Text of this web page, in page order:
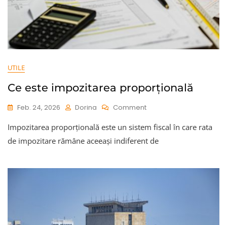
UTILE
Ce este impozitarea proporțională
Feb. 24, 2026 Dorina CommentOn
Este
Impozitarea
Impozitarea proporțională este un sistem fiscal în care rata
de impozitare rămâne aceeași indiferent de